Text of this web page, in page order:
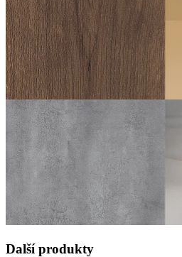
Další produkty